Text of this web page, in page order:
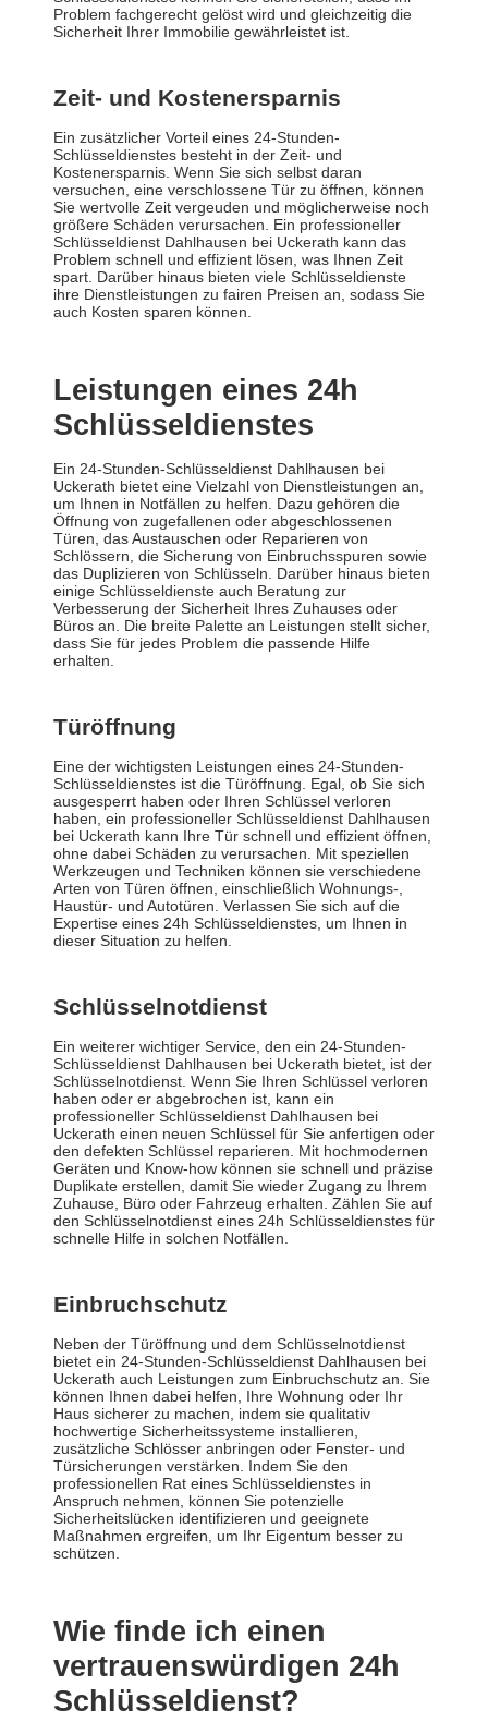
Problem fachgerecht gelöst wird und gleichzeitig die
Sicherheit Ihrer Immobilie gewährleistet ist.
Zeit- und Kostenersparnis
Ein zusätzlicher Vorteil eines 24-Stunden-
Schlüsseldienstes besteht in der Zeit- und
Kostenersparnis. Wenn Sie sich selbst daran
versuchen, eine verschlossene Tür zu öffnen, können
Sie wertvolle Zeit vergeuden und möglicherweise noch
größere Schäden verursachen. Ein professioneller
Schlüsseldienst Dahlhausen bei Uckerath kann das
Problem schnell und effizient lösen, was Ihnen Zeit
spart. Darüber hinaus bieten viele Schlüsseldienste
ihre Dienstleistungen zu fairen Preisen an, sodass Sie
auch Kosten sparen können.
Leistungen eines 24h
Schlüsseldienstes
Ein 24-Stunden-Schlüsseldienst Dahlhausen bei
Uckerath bietet eine Vielzahl von Dienstleistungen an,
um Ihnen in Notfällen zu helfen. Dazu gehören die
Öffnung von zugefallenen oder abgeschlossenen
Türen, das Austauschen oder Reparieren von
Schlössern, die Sicherung von Einbruchsspuren sowie
das Duplizieren von Schlüsseln. Darüber hinaus bieten
einige Schlüsseldienste auch Beratung zur
Verbesserung der Sicherheit Ihres Zuhauses oder
Büros an. Die breite Palette an Leistungen stellt sicher,
dass Sie für jedes Problem die passende Hilfe
erhalten.
Türöffnung
Eine der wichtigsten Leistungen eines 24-Stunden-
Schlüsseldienstes ist die Türöffnung. Egal, ob Sie sich
ausgesperrt haben oder Ihren Schlüssel verloren
haben, ein professioneller Schlüsseldienst Dahlhausen
bei Uckerath kann Ihre Tür schnell und effizient öffnen,
ohne dabei Schäden zu verursachen. Mit speziellen
Werkzeugen und Techniken können sie verschiedene
Arten von Türen öffnen, einschließlich Wohnungs-,
Haustür- und Autotüren. Verlassen Sie sich auf die
Expertise eines 24h Schlüsseldienstes, um Ihnen in
dieser Situation zu helfen.
Schlüsselnotdienst
Ein weiterer wichtiger Service, den ein 24-Stunden-
Schlüsseldienst Dahlhausen bei Uckerath bietet, ist der
Schlüsselnotdienst. Wenn Sie Ihren Schlüssel verloren
haben oder er abgebrochen ist, kann ein
professioneller Schlüsseldienst Dahlhausen bei
Uckerath einen neuen Schlüssel für Sie anfertigen oder
den defekten Schlüssel reparieren. Mit hochmodernen
Geräten und Know-how können sie schnell und präzise
Duplikate erstellen, damit Sie wieder Zugang zu Ihrem
Zuhause, Büro oder Fahrzeug erhalten. Zählen Sie auf
den Schlüsselnotdienst eines 24h Schlüsseldienstes für
schnelle Hilfe in solchen Notfällen.
Einbruchschutz
Neben der Türöffnung und dem Schlüsselnotdienst
bietet ein 24-Stunden-Schlüsseldienst Dahlhausen bei
Uckerath auch Leistungen zum Einbruchschutz an. Sie
können Ihnen dabei helfen, Ihre Wohnung oder Ihr
Haus sicherer zu machen, indem sie qualitativ
hochwertige Sicherheitssysteme installieren,
zusätzliche Schlösser anbringen oder Fenster- und
Türsicherungen verstärken. Indem Sie den
professionellen Rat eines Schlüsseldienstes in
Anspruch nehmen, können Sie potenzielle
Sicherheitslücken identifizieren und geeignete
Maßnahmen ergreifen, um Ihr Eigentum besser zu
schützen.
Wie finde ich einen
vertrauenswürdigen 24h
Schlüsseldienst?